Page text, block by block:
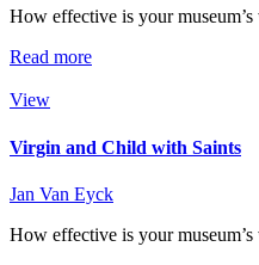
How effective is your
Read more
View
Virgin and Child with Saints
Jan Van Eyck
How effective is your